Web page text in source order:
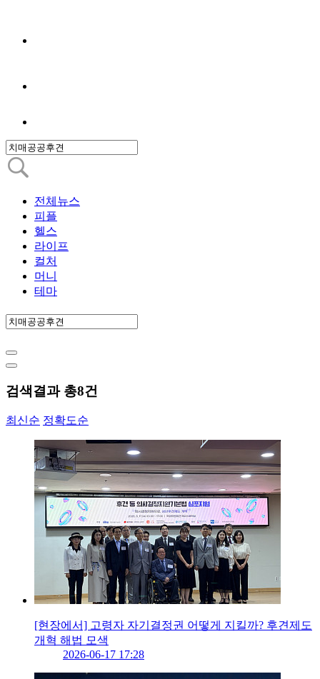
전체뉴스
피플
헬스
라이프
컬처
머니
테마
검색결과 총8건
최신순 정확도순
[현장에서] 고령자 자기결정권 어떻게 지킬까? 후견제도
개혁 해법 모색
2026-06-17 17:28